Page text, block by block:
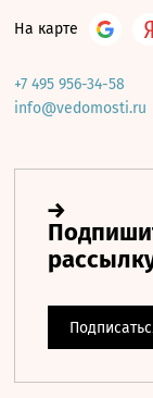
На карте
+7 495 956-34-58
info@vedomosti.ru